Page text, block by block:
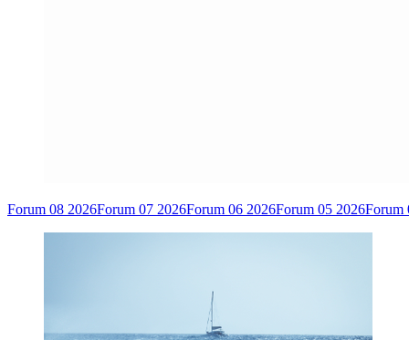
Forum 08 2026Forum 07 2026Forum 06 2026Forum 05 2026Forum